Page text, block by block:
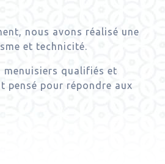
nous avons réalisé une
et technicité.
menuisiers qualifiés et
pensé pour répondre aux